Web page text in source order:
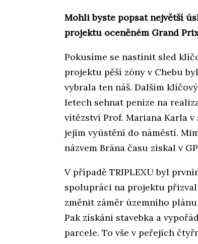
Mohli byste popsat největší
projektu oceněném Grand
Pokusíme se nastínit sled
projektu pěší zóny v Chebu
vybrala ten náš. Dalším
letech sehnat peníze na
vítězství Prof. Mariana Karla
jejím vyústění do náměstí.
názvem Brána času získal v
V případě TRIPLEXU byl
spolupráci na projektu přizval
změnit záměr územního
Pak získání stavebka a
parcele. To vše v peřejích